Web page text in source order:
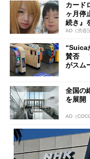
カード
ヶ月停
続き』
AD（渋谷
“Suica
賛否
がスム
全国の
を展開
AD（